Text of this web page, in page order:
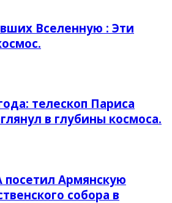
Вселенную : Эти
телескоп Париса
в глубины космоса.
Армянскую
собора в